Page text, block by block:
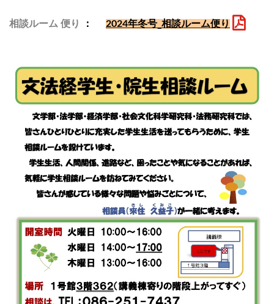
相談ルーム 便り ： 2024年冬号_相談ルーム便り